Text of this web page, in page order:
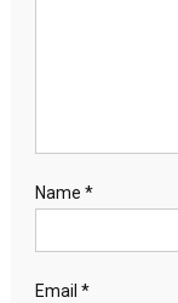
Name *
Email *